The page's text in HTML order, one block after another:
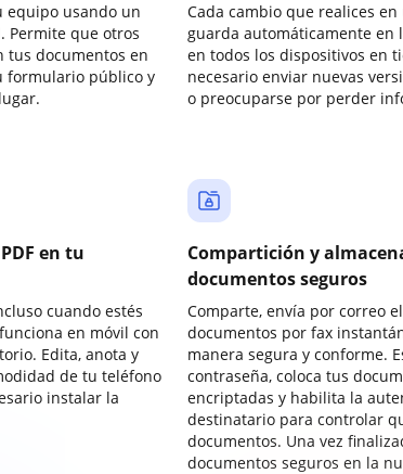
equipo usando un
Permite que otros
tus documentos en
formulario público y
Cada cambio que realices
guarda automáticamente en
en todos los dispositivos en
necesario enviar nuevas
o preocuparse por perder
en tu
cuando estés
en móvil con
Edita, anota y
de tu teléfono
instalar la
Compartición y
documentos seguros
Comparte, envía por correo
documentos por fax
manera segura y conforme.
contraseña, coloca tus
encriptadas y habilita la
destinatario para controlar
documentos. Una vez
documentos seguros en la